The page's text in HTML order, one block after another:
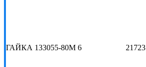
ГАЙКА 133055-80М 6 21723